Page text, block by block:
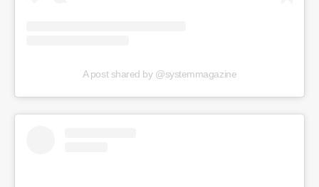
A post shared by @systemmagazine